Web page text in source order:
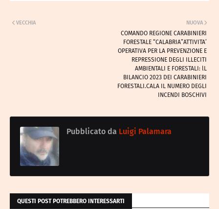
NUOVA
COMANDO REGIONE CARABINIERI
FORESTALE “CALABRIA”ATTIVITA’
OPERATIVA PER LA PREVENZIONE E
REPRESSIONE DEGLI ILLECITI
AMBIENTALI E FORESTALI: lL
BILANCIO 2023 DEI CARABINIERI
FORESTALI.CALA IL NUMERO DEGLI
INCENDI BOSCHIVI
VECCHIA
Pubblicato da Luigi Palamara
QUESTI POST POTREBBERO INTERESSARTI